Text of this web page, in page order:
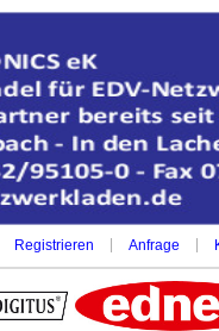
Registrieren Anfrage